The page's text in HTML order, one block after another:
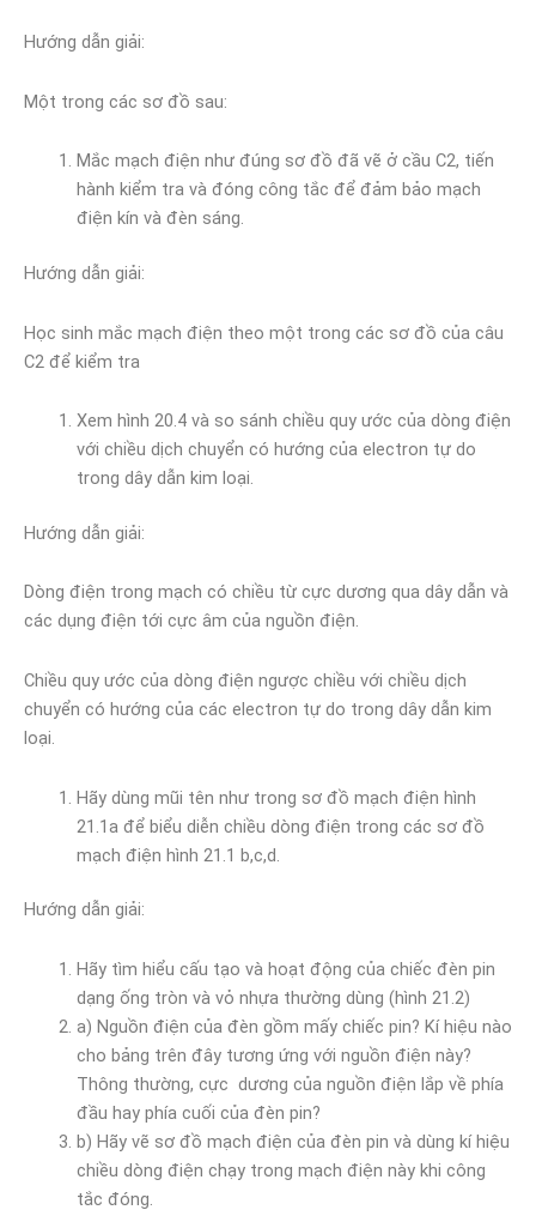
Hướng dẫn giải:
Một trong các sơ đồ sau:
Mắc mạch điện như đúng sơ đồ đã vẽ ở cầu C2, tiến
hành kiểm tra và đóng công tắc để đảm bảo mạch
điện kín và đèn sáng.
Hướng dẫn giải:
Học sinh mắc mạch điện theo một trong các sơ đồ của câu
C2 để kiểm tra
Xem hình 20.4 và so sánh chiều quy ước của dòng điện
với chiều dịch chuyển có hướng của electron tự do
trong dây dẫn kim loại.
Hướng dẫn giải:
Dòng điện trong mạch có chiều từ cực dương qua dây dẫn và
các dụng điện tới cực âm của nguồn điện.
Chiều quy ước của dòng điện ngược chiều với chiều dịch
chuyển có hướng của các electron tự do trong dây dẫn kim
loại.
Hãy dùng mũi tên như trong sơ đồ mạch điện hình
21.1a để biểu diễn chiều dòng điện trong các sơ đồ
mạch điện hình 21.1 b,c,d.
Hướng dẫn giải:
Hãy tìm hiểu cấu tạo và hoạt động của chiếc đèn pin
dạng ống tròn và vỏ nhựa thường dùng (hình 21.2)
a) Nguồn điện của đèn gồm mấy chiếc pin? Kí hiệu nào
cho bảng trên đây tương ứng với nguồn điện này?
Thông thường, cực dương của nguồn điện lắp về phía
đầu hay phía cuối của đèn pin?
b) Hãy vẽ sơ đồ mạch điện của đèn pin và dùng kí hiệu
chiều dòng điện chạy trong mạch điện này khi công
tắc đóng.